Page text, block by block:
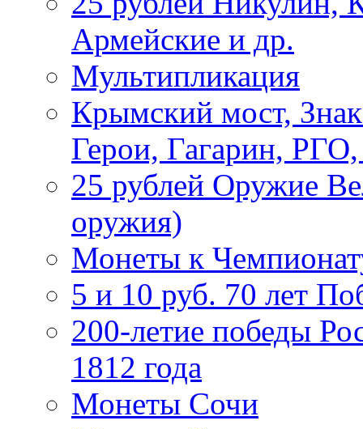
Армейские и др.
Мультипликация
Крымский мост,
Герои, Гагарин,
25 рублей Оружие
оружия)
Монеты к
5 и 10 руб. 70 лет
200-летие победы
1812 года
Монеты Сочи